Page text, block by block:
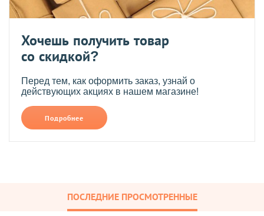
Хочешь получить товар
со скидкой?
Перед тем, как оформить заказ, узнай о
действующих акциях в нашем магазине!
Подробнее
ПОСЛЕДНИЕ ПРОСМОТРЕННЫЕ